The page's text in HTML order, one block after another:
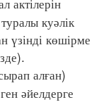
куәлік
үзінді көшірме
алған)
әйелдерге